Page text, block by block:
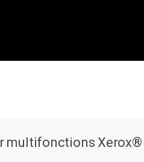
multifonctions